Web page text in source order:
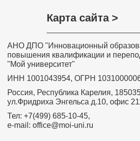
Карта сайта >
АНО ДПО "Инновационный
повышения квалификации и
"Мой университет"
ИНН 1001043954, ОГРН
Россия, Республика Карелия,
ул.Фридриха Энгельса д.10, офис
Тел: +7(499) 685-10-45,
e-mail: office@moi-uni.ru